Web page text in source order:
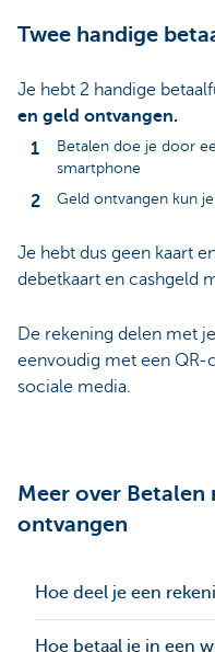
Twee handige
Je hebt 2 handige
en geld ontvangen.
Betalen doe je door
smartphone
Geld ontvangen kun
Je hebt dus geen kaart
debetkaart en cashgeld
De rekening delen met
eenvoudig met een QR-
sociale media.
Meer over Betalen
ontvangen
Hoe deel je een
Hoe betaal je in een